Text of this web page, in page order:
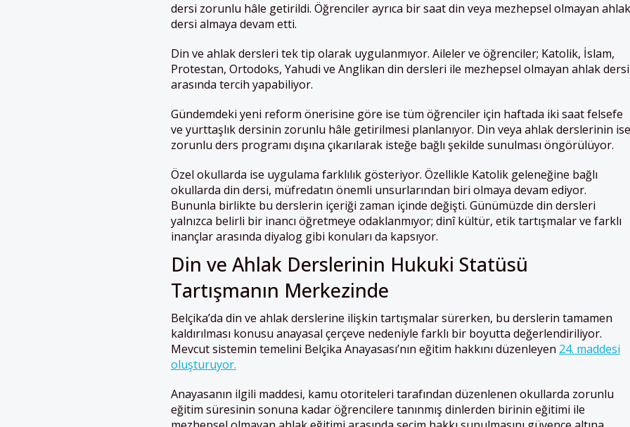
dersi zorunlu hâle getirildi. Öğrenciler ayrıca bir saat din veya mezhepsel olmayan ahlak
dersi almaya devam etti.
Din ve ahlak dersleri tek tip olarak uygulanmıyor. Aileler ve öğrenciler; Katolik, İslam,
Protestan, Ortodoks, Yahudi ve Anglikan din dersleri ile mezhepsel olmayan ahlak dersi
arasında tercih yapabiliyor.
Gündemdeki yeni reform önerisine göre ise tüm öğrenciler için haftada iki saat felsefe
ve yurttaşlık dersinin zorunlu hâle getirilmesi planlanıyor. Din veya ahlak derslerinin ise
zorunlu ders programı dışına çıkarılarak isteğe bağlı şekilde sunulması öngörülüyor.
Özel okullarda ise uygulama farklılık gösteriyor. Özellikle Katolik geleneğine bağlı
okullarda din dersi, müfredatın önemli unsurlarından biri olmaya devam ediyor.
Bununla birlikte bu derslerin içeriği zaman içinde değişti. Günümüzde din dersleri
yalnızca belirli bir inancı öğretmeye odaklanmıyor; dinî kültür, etik tartışmalar ve farklı
inançlar arasında diyalog gibi konuları da kapsıyor.
Din ve Ahlak Derslerinin Hukuki Statüsü
Tartışmanın Merkezinde
Belçika’da din ve ahlak derslerine ilişkin tartışmalar sürerken, bu derslerin tamamen
kaldırılması konusu anayasal çerçeve nedeniyle farklı bir boyutta değerlendiriliyor.
Mevcut sistemin temelini Belçika Anayasası’nın eğitim hakkını düzenleyen 24. maddesi
oluşturuyor.
Anayasanın ilgili maddesi, kamu otoriteleri tarafından düzenlenen okullarda zorunlu
eğitim süresinin sonuna kadar öğrencilere tanınmış dinlerden birinin eğitimi ile